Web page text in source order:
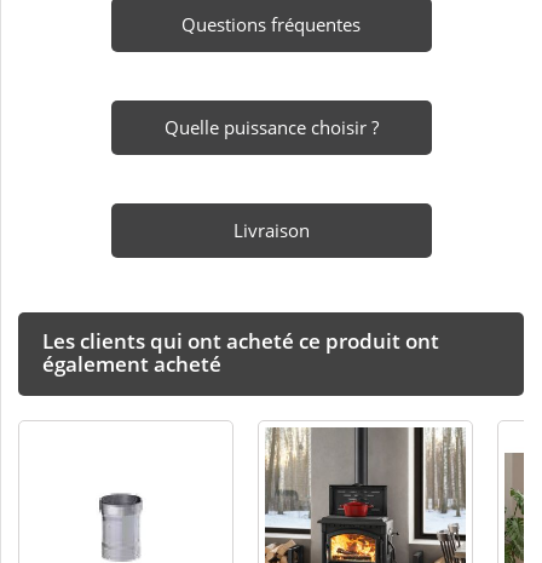
Questions fréquentes
Quelle puissance choisir ?
Livraison
Les clients qui ont acheté ce produit ont
également acheté